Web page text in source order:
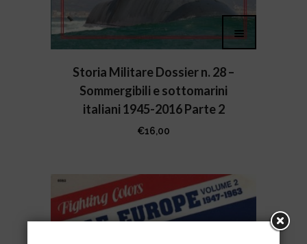
Storia Militare Dossier n. 28 –
Sommergibili e sottomarini
italiani 1945-2016 Parte 2
€16,00